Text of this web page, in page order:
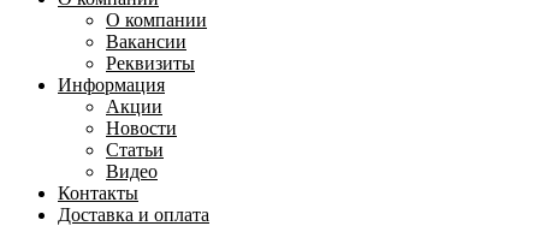
О компании
Вакансии
Реквизиты
Информация
Акции
Новости
Статьи
Видео
Контакты
Доставка и оплата